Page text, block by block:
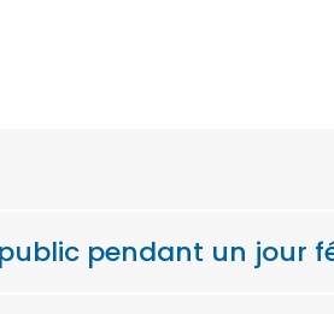
pendant un jour